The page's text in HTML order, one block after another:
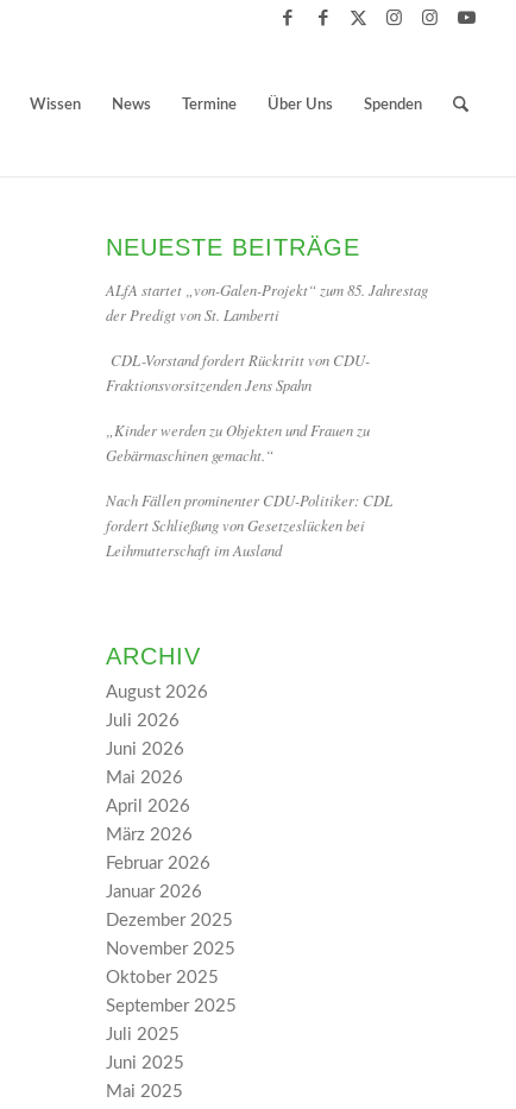
Wissen News Termine Über Uns Spenden
NEUESTE BEITRÄGE
ALfA startet „von-Galen-Projekt“ zum 85. Jahrestag
der Predigt von St. Lamberti
CDL-Vorstand fordert Rücktritt von CDU-
Fraktionsvorsitzenden Jens Spahn
„Kinder werden zu Objekten und Frauen zu
Gebärmaschinen gemacht.“
Nach Fällen prominenter CDU-Politiker: CDL
fordert Schließung von Gesetzeslücken bei
Leihmutterschaft im Ausland
ARCHIV
August 2026
Juli 2026
Juni 2026
Mai 2026
April 2026
März 2026
Februar 2026
Januar 2026
Dezember 2025
November 2025
Oktober 2025
September 2025
Juli 2025
Juni 2025
Mai 2025